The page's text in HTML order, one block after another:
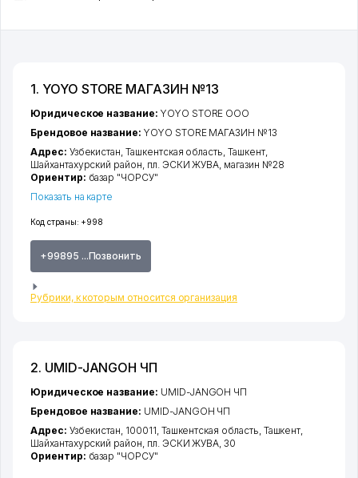
1. YOYO STORE МАГАЗИН №13
Код страны: +998
+99895 ...Позвонить
Рубрики, к которым относится организация
Юридическое название: YOYO STORE ООО
Брендовое название: YOYO STORE МАГАЗИН №13
Адрес: Узбекистан,Ташкентская область,Ташкент,
Шайхантахурский район, пл. ЭСКИ ЖУВА, магазин №28
Ориентир: базар "ЧОРСУ"
Показать на карте
2. UMID-JANGOH ЧП
Юридическое название: UMID-JANGOH ЧП
Брендовое название: UMID-JANGOH ЧП
Адрес: Узбекистан, 100011, Ташкентская область, Ташкент,
Шайхантахурский район, пл. ЭСКИ ЖУВА, 30
Ориентир: базар "ЧОРСУ"